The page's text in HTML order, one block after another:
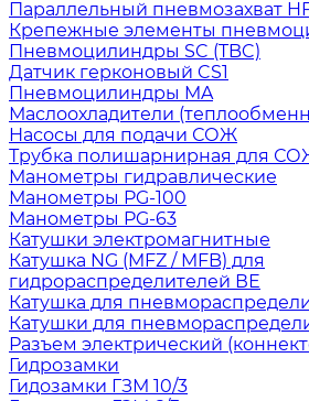
Параллельный пневмозахват
Крепежные элементы
Пневмоцилиндры SC (TBC)
Датчик герконовый CS1
Пневмоцилиндры MA
Маслоохладители
Насосы для подачи СОЖ
Трубка полишарнирная для
Манометры гидравлические
Манометры PG-100
Манометры PG-63
Катушки электромагнитные
Катушка NG (MFZ / MFB) для
гидрораспределителей ВЕ
Катушка для
Катушки для
Разъем электрический
Гидрозамки
Гидозамки ГЗМ 10/3